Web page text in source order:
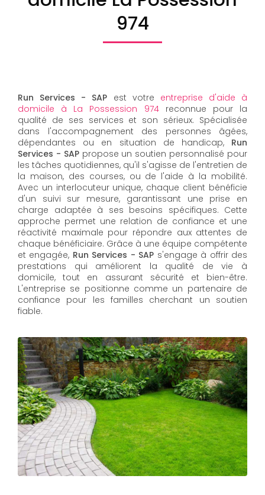
974
Run Services - SAP est votre entreprise d'aide à
domicile à La Possession 974reconnue pour la
qualité de ses services et son sérieux. Spécialisée
dans l'accompagnement des personnes âgées,
dépendantes ou en situation de handicap, Run
Services - SAP propose un soutien personnalisé pour
les tâches quotidiennes, qu'il s'agisse de l'entretien de
la maison, des courses, ou de l'aide à la mobilité.
Avec un interlocuteur unique, chaque client bénéficie
d'un suivi sur mesure, garantissant une prise en
charge adaptée à ses besoins spécifiques. Cette
approche permet une relation de confiance et une
réactivité maximale pour répondre aux attentes de
chaque bénéficiaire. Grâce à une équipe compétente
et engagée, Run Services - SAP s'engage à offrir des
prestations qui améliorent la qualité de vie à
domicile, tout en assurant sécurité et bien-être.
L'entreprise se positionne comme un partenaire de
confiance pour les familles cherchant un soutien
fiable.